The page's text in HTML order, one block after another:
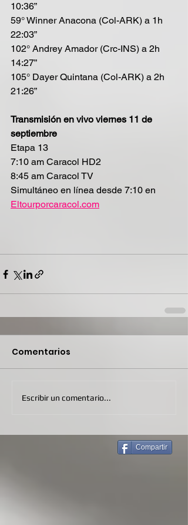
10:36”
59° Winner Anacona (Col-ARK) a 1h
22:03”
102° Andrey Amador (Crc-INS) a 2h
14:27”
105° Dayer Quintana (Col-ARK) a 2h
21:26”
Transmisión en vivo viernes 11 de
septiembre
Etapa 13
7:10 am Caracol HD2
8:45 am Caracol TV
Simultáneo en línea desde 7:10 en
Eltourporcaracol.com
Comentarios
Escribir un comentario...
Compartir